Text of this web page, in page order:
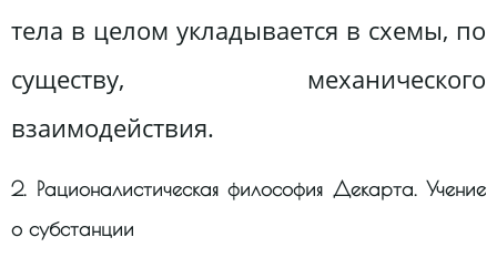
тела в целом укладывается в схемы, по
существу, механического
взаимодействия.
2. Рационалистическая философия Декарта. Учение
о субстанции